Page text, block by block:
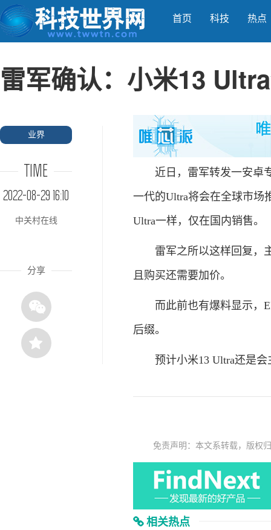
首页 科技 热点
雷军确认：小米13
业界
TIME
2022-08-29 16:10
中关村在线
分享
近日，雷军转发一安卓专
一代的Ultra将会在全球市场
Ultra一样，仅在国内销售。
雷军之所以这样回复，主
且购买还需要加价。
而此前也有爆料显示，
后缀。
预计小米13 Ultra还是会
免责声明：本文系转载，版权
相关热点